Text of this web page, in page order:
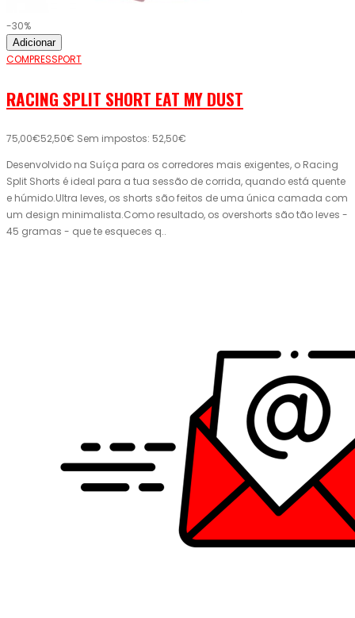
-30%
Adicionar
COMPRESSPORT
RACING SPLIT SHORT EAT MY DUST
75,00€52,50€ Sem impostos: 52,50€
Desenvolvido na Suíça para os corredores mais exigentes, o Racing
Split Shorts é ideal para a tua sessão de corrida, quando está quente
e húmido.Ultra leves, os shorts são feitos de uma única camada com
um design minimalista.Como resultado, os overshorts são tão leves -
45 gramas - que te esqueces q..